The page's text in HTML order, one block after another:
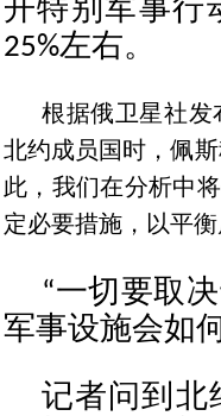
开特别军事行
25%左右。
根据俄卫星社发
北约成员国时，佩
此，我们在分析中
定必要措施，以平
“一切要取
军事设施会如
记者问到北